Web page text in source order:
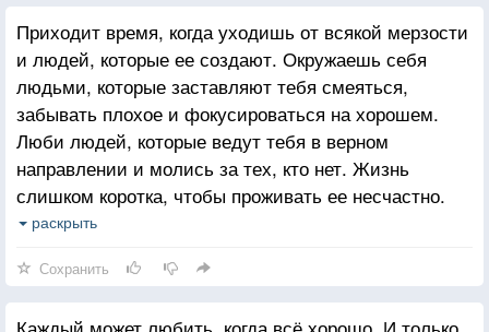
Приходит время, когда уходишь от всякой мерзости
и людей, которые ее создают. Окружаешь себя
людьми, которые заставляют тебя смеяться,
забывать плохое и фокусироваться на хорошем.
Люби людей, которые ведут тебя в верном
направлении и молись за тех, кто нет. Жизнь
слишком коротка, чтобы проживать ее несчастно.
Падение - это часть жизни, но восстание - сама
раскрыть
Сохранить